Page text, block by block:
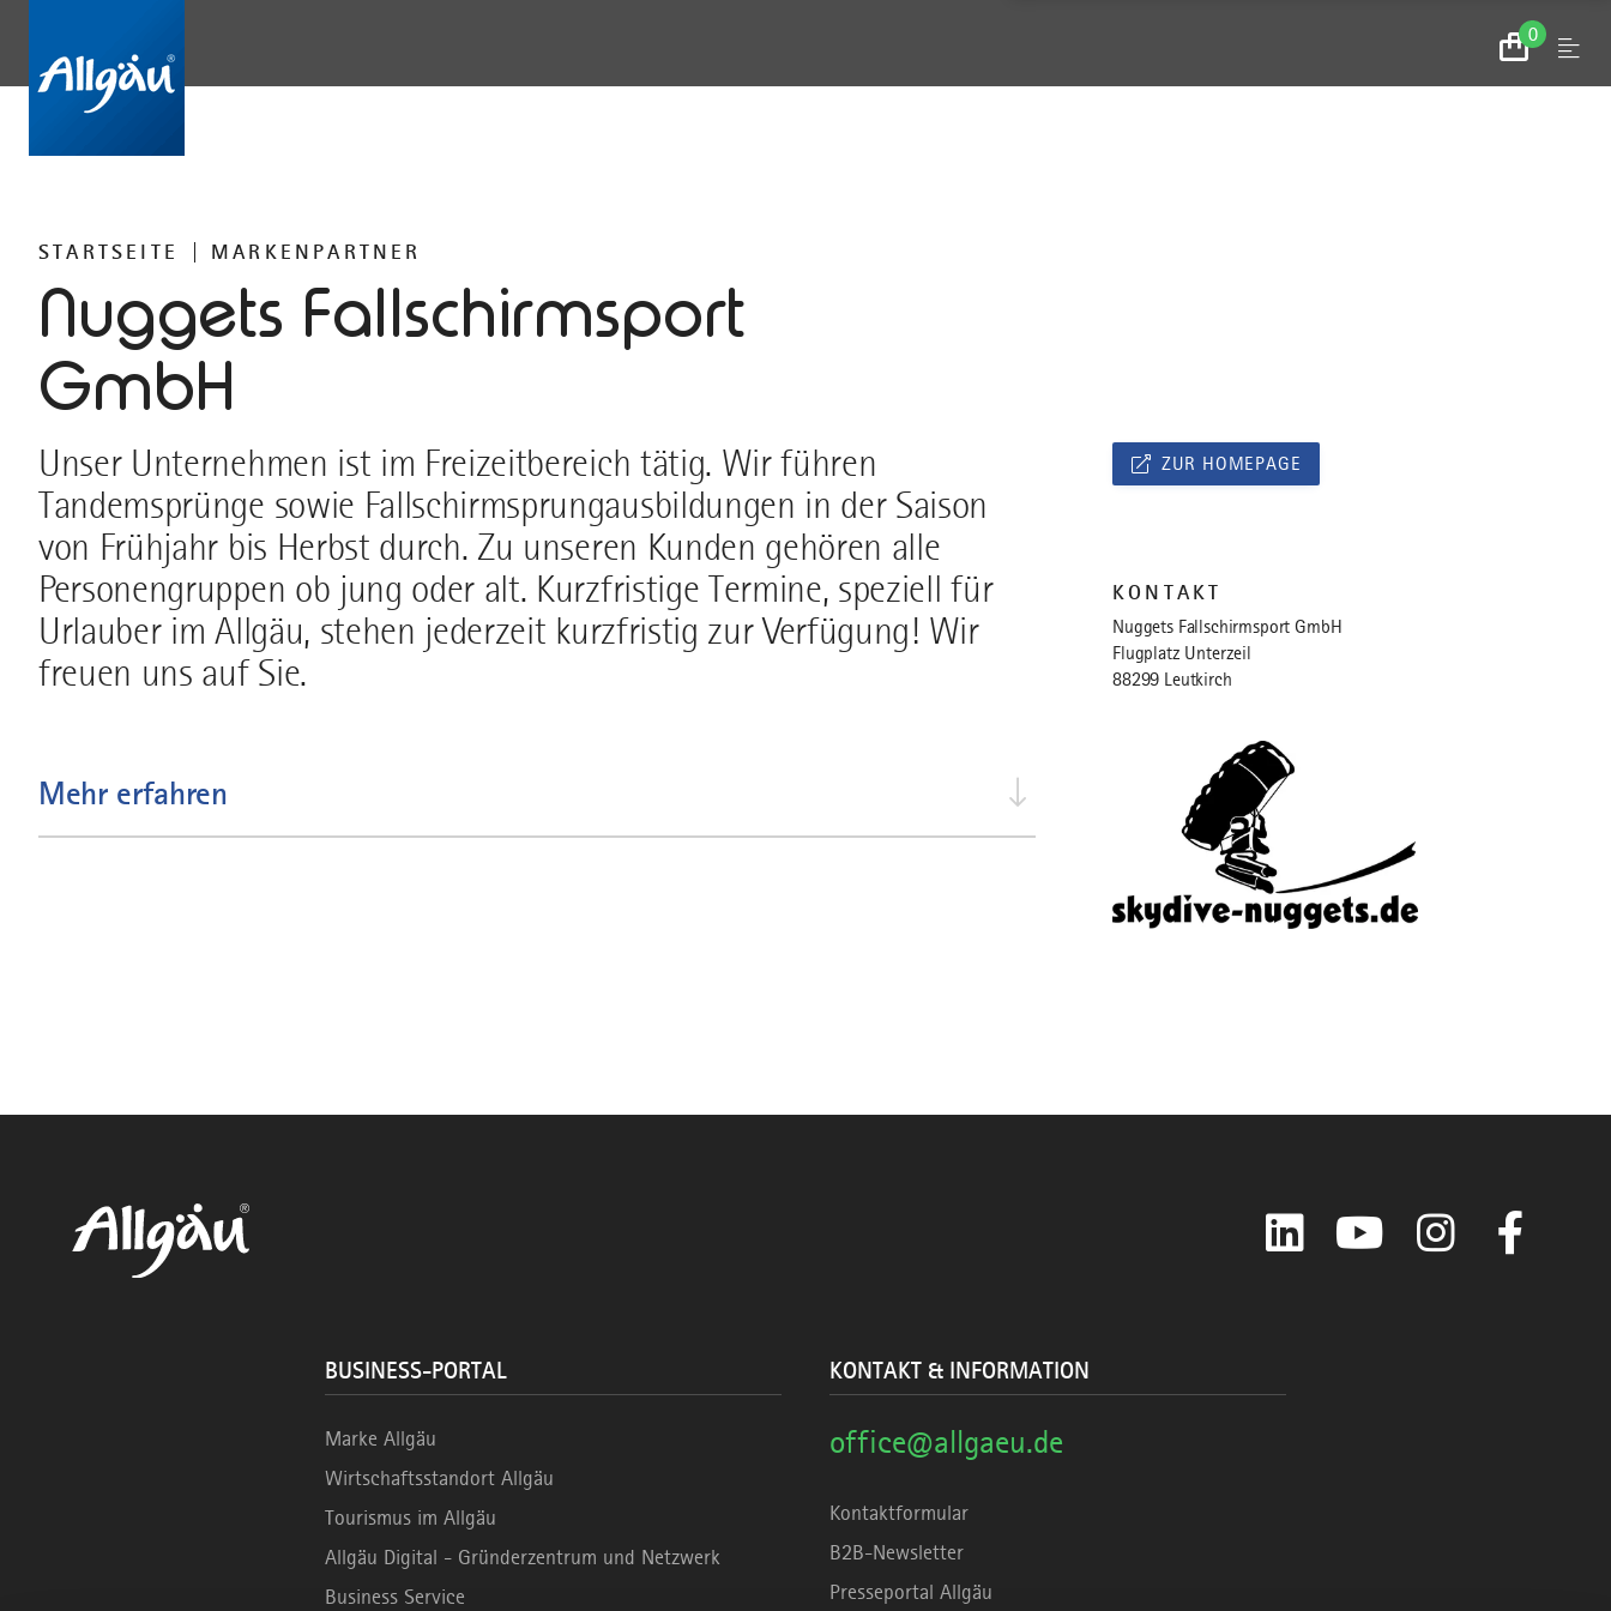
0
Zum
Warenkorb
Menu
STARTSEITE MARKENPARTNER
Nuggets Fallschirmsport
GmbH
Unser Unternehmen ist im Freizeitbereich tätig. Wir führen
Tandemsprünge sowie Fallschirmsprungausbildungen in der Saison
von Frühjahr bis Herbst durch. Zu unseren Kunden gehören alle
Personengruppen ob jung oder alt. Kurzfristige Termine, speziell für
Urlauber im Allgäu, stehen jederzeit kurzfristig zur Verfügung! Wir
freuen uns auf Sie.
Mehr erfahren
ZUR HOMEPAGE
KONTAKT
Nuggets Fallschirmsport GmbH
Flugplatz Unterzeil
88299 Leutkirch
LinkedIn YouTube Instagram
BUSINESS-PORTAL
Marke Allgäu
Wirtschaftsstandort Allgäu
Tourismus im Allgäu
Allgäu Digital - Gründerzentrum und Netzwerk
Business Service
KONTAKT & INFORMATION
office@allgaeu.de
Kontaktformular
B2B-Newsletter
Presseportal Allgäu